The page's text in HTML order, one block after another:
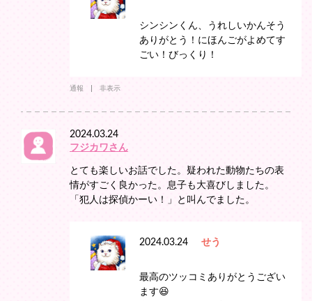
シンシンくん、うれしいかんそう
ありがとう！にほんごがよめてす
ごい！びっくり！
通報 非表示
2024.03.24
フジカワさん
とても楽しいお話でした。疑われた動物たちの表
情がすごく良かった。息子も大喜びしました。
「犯人は探偵かーい！」と叫んでました。
2024.03.24 せう
最高のツッコミありがとうござい
ます😆